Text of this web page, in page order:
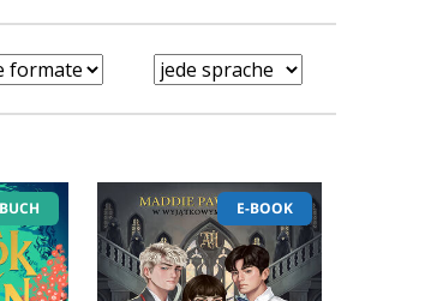
E-BOOK